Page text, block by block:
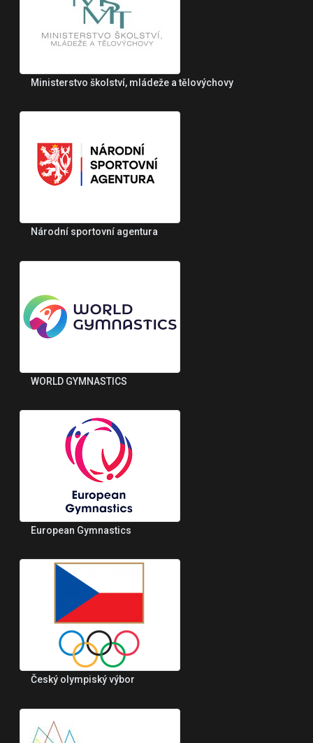
Ministerstvo školství, mládeže a tělovýchovy
Národní sportovní agentura
WORLD GYMNASTICS
European Gymnastics
Český olympiský výbor